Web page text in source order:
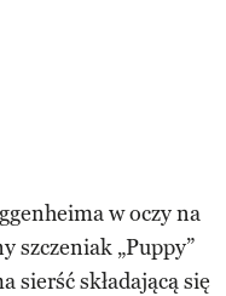
w oczy na
szczeniak „Puppy”
sierść składającą się